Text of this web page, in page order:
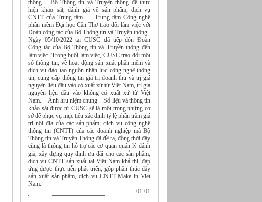
thông – Bộ Thông tin và Truyền thông để thực
hiện khảo sát, đánh giá về sản phẩm, dịch vụ
CNTT của Trung tâm. Trung tâm Công nghệ
phần mềm Đại học Cần Thơ trao đổi làm việc với
Đoàn công tác của Bộ Thông tin và Truyền thông
Ngày 05/10/2022 tại CUSC đã tiếp đón Đoàn
Công tác của Bộ Thông tin và Truyền thông đến
làm việc. Trong buổi làm việc, CUSC trao đổi một
số thông tin, về hoạt động sản xuất phần mềm và
dịch vụ đào tạo nguồn nhân lực công nghệ thông
tin, cung cấp thông tin giá trị doanh thu và trị giá
nguyên liệu đầu vào có xuất xứ từ Việt Nam, trị giá
nguyên liệu đầu vào không có xuất xứ từ Việt
Nam. Ảnh lưu niệm chung Số liệu và thông tin
khảo sát được từ CUSC sẽ là một trong những cơ
sở để phục vụ mục tiêu xác định tỷ lệ phần trăm giá
trị nội địa của các sản phẩm, dịch vụ công nghệ
thông tin (CNTT) của các doanh nghiệp mà Bộ
Thông tin và Truyền Thông đã đề ra, đồng thời đây
cũng là thông tin hỗ trợ các cơ quan quản lý đánh
giá, xây dựng quy định ưu đãi cho các sản phẩm,
dịch vụ CNTT sản xuất tại Việt Nam khả thi, đáp
ứng được thực tiễn phát triển, góp phần thúc đẩy
sản xuất sản phẩm, dịch vụ CNTT Make in Viet
Nam.
01-01